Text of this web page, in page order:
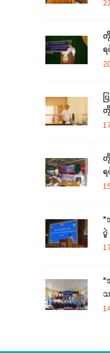
တို
ရ
လို
တို
က
တို
ရ
“
ပွဲ
“
သ